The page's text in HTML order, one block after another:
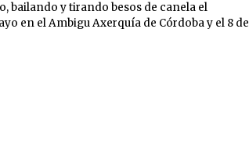
bailando y tirando besos de canela el
en el Ambigu Axerquía de Córdoba y el 8 de